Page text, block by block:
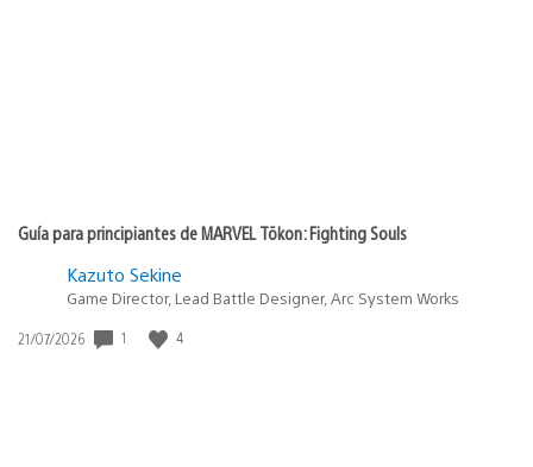
Guía para principiantes de MARVEL Tōkon: Fighting Souls
Kazuto Sekine
Game Director, Lead Battle Designer, Arc System Works
Fecha
21/07/2026 1 4